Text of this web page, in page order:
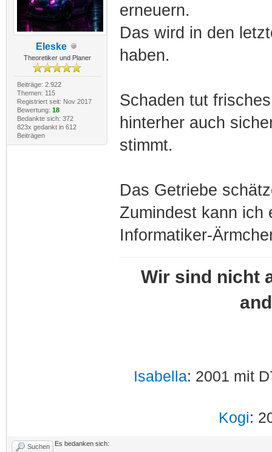
Eleske
Theoretiker und Planer
Beiträge: 2.922
Themen: 115
Registriert seit: Nov 2017
Bewertung: 18
Bedankte sich: 372
823x gedankt in 612
Beiträgen
erneuern.
Das wird in den
haben.
Schaden tut
hinterher auch
stimmt.
Das Getriebe
Zumindest kann ich
Informatiker-
Wir sind nicht
Isabella: 2001 mit
Kogi:
Suchen Es bedanken sich: